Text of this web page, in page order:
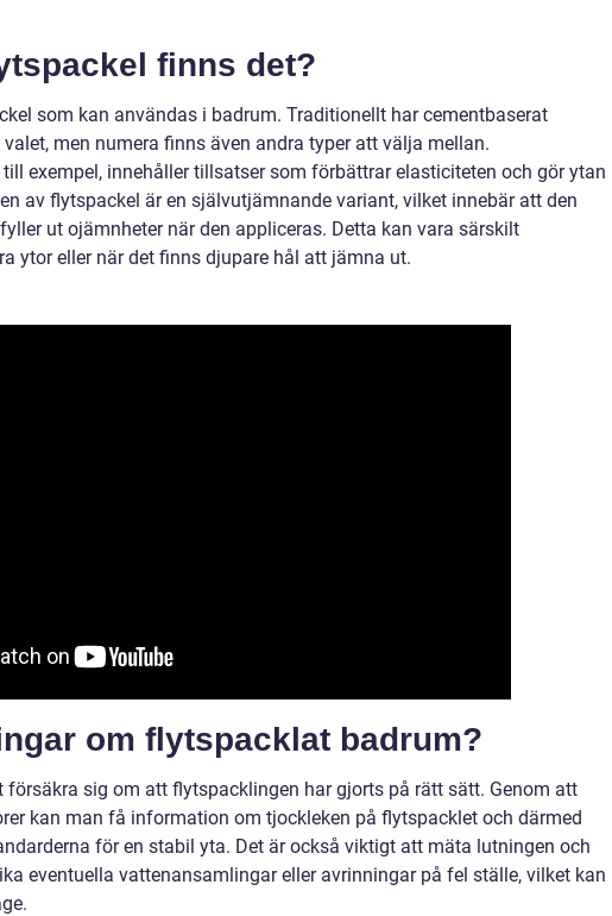
finns det?
som kan användas i badrum. Traditionellt har cementbaserat
men numera finns även andra typer att välja mellan.
exempel, innehåller tillsatser som förbättrar elasticiteten och gör ytan
av flytspackel är en självutjämnande variant, vilket innebär att den
ut ojämnheter när den appliceras. Detta kan vara särskilt
ytor eller när det finns djupare hål att jämna ut.
om flytspacklat badrum?
sig om att flytspacklingen har gjorts på rätt sätt. Genom att
kan man få information om tjockleken på flytspacklet och därmed
för en stabil yta. Det är också viktigt att mäta lutningen och
eventuella vattenansamlingar eller avrinningar på fel ställe, vilket kan